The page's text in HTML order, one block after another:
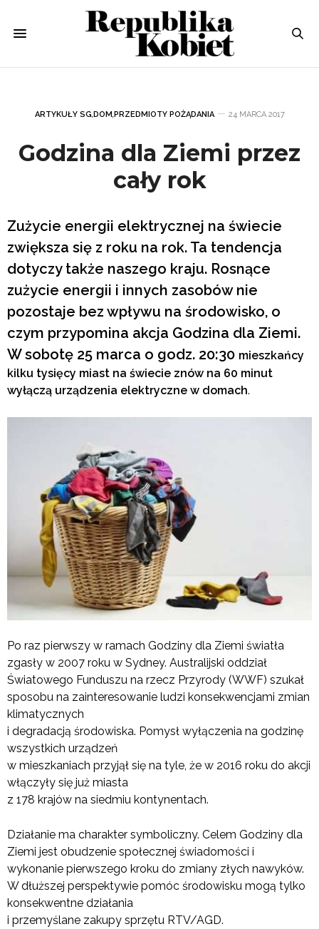
ARTYKUŁY SG,DOM,PRZEDMIOTY POŻĄDANIA 24 MARCA 2017
Godzina dla Ziemi przez
cały rok
Zużycie energii elektrycznej na świecie
zwiększa się z roku na rok. Ta tendencja
dotyczy także naszego kraju. Rosnące
zużycie energii i innych zasobów nie
pozostaje bez wpływu na środowisko, o
czym przypomina akcja Godzina dla Ziemi.
W sobotę 25 marca o godz. 20:30 mieszkańcy
kilku tysięcy miast na świecie znów na 60 minut
wyłączą urządzenia elektryczne w domach.
Po raz pierwszy w ramach Godziny dla Ziemi światła
zgasły w 2007 roku w Sydney. Australijski oddział
Światowego Funduszu na rzecz Przyrody (WWF) szukał
sposobu na zainteresowanie ludzi konsekwencjami zmian
klimatycznych
i degradacją środowiska. Pomysł wyłączenia na godzinę
wszystkich urządzeń
w mieszkaniach przyjął się na tyle, że w 2016 roku do akcji
włączyły się już miasta
z 178 krajów na siedmiu kontynentach.
Działanie ma charakter symboliczny. Celem Godziny dla
Ziemi jest obudzenie społecznej świadomości i
wykonanie pierwszego kroku do zmiany złych nawyków.
W dłuższej perspektywie pomóc środowisku mogą tylko
konsekwentne działania
i przemyślane zakupy sprzętu RTV/AGD.